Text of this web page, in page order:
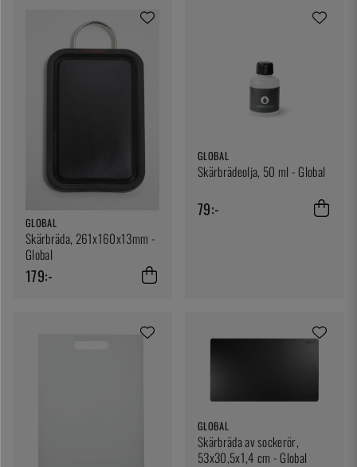
GLOBAL
Skärbräda, 261x160x13mm -
Global
179:-
GLOBAL
Skärbrädeolja, 50 ml - Global
79:-
GLOBAL
Skärbräda av sockerör,
53x30,5x1,4 cm - Global